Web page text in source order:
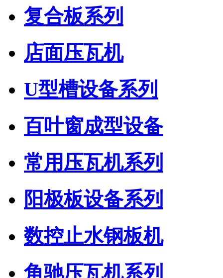
复合板系列
店面压瓦机
U型槽设备系列
百叶窗成型设备
常用压瓦机系列
阳极板设备系列
数控止水钢板机
角驰压瓦机系列